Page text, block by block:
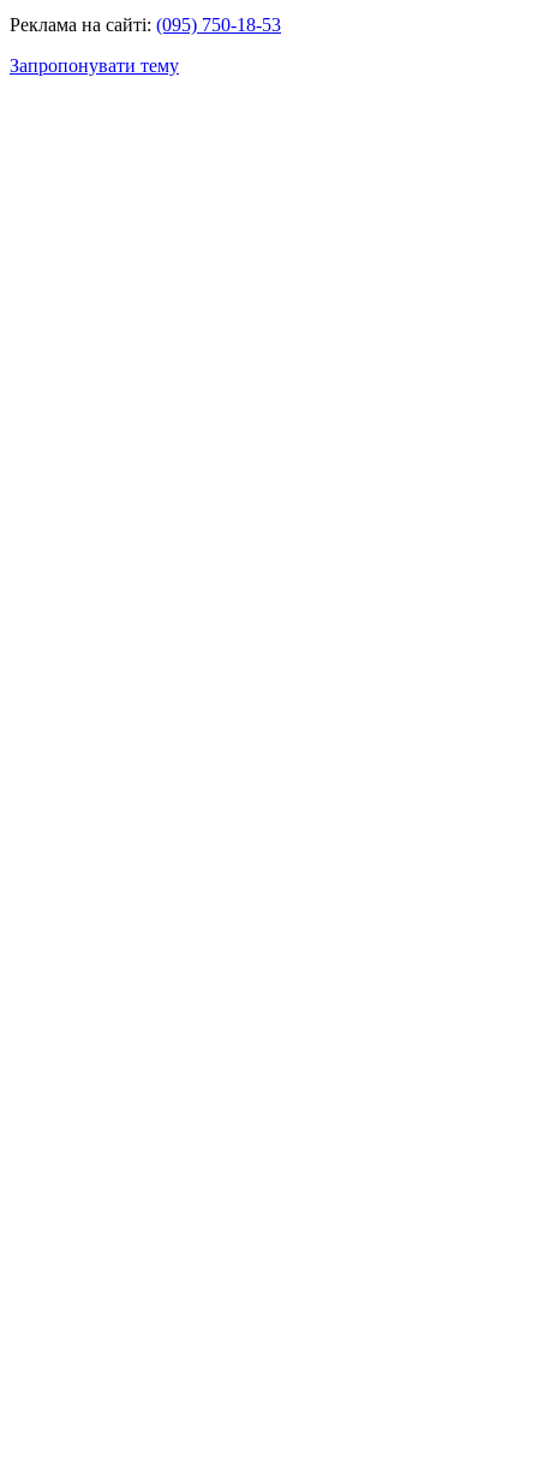
Реклама на сайті: (095) 750-18-53
Запропонувати тему